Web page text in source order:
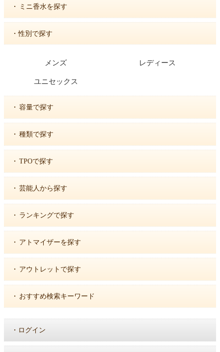
・ ミニ香水を探す
・性別で探す
メンズ レディース
ユニセックス
・ 容量で探す
・ 種類で探す
・ TPOで探す
・ 芸能人から探す
・ ランキングで探す
・ アトマイザーを探す
・ アウトレットで探す
・ おすすめ検索キーワード
・ ログイン